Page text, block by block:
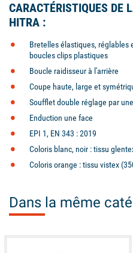
CARACTÉRISTIQUES DE
HITRA :
Bretelles élastiques, réglables
boucles clips plastiques
Boucle raidisseur à l'arrière
Coupe haute, large et
Soufflet double réglage par
Enduction une face
EPI 1, EN 343 : 2019
Coloris blanc, noir : tissu
Coloris orange : tissu vistex
Dans la même